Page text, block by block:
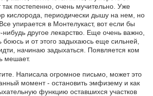
постепенно, очень мучительно. Уже
кислорода, периодически дышу на нем, но
упирается в Монтелукаст, вот если бы
нибудь другое лекарство. Еще очень важно,
боюсь и от этого задыхаюсь еще сильней,
начинаю задыхаться. Появляется ком
мешает.
Написала огромное письмо, может это
момент - остановить эмфизему и как
функцию оставшихся участков